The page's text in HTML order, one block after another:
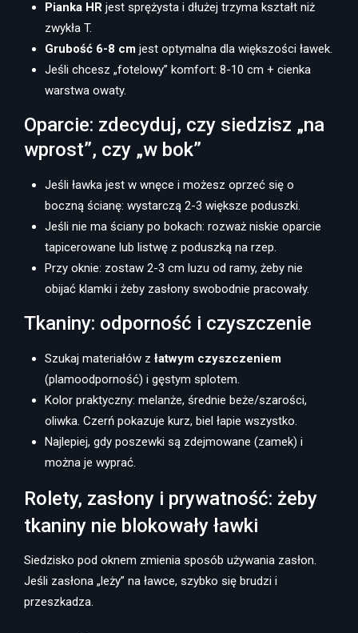
Pianka HR jest sprężysta i dłużej trzyma kształt niż
zwykła T.
Grubość 6-8 cm jest optymalna dla większości ławek.
Jeśli chcesz „fotelowy” komfort: 8-10 cm + cienka
warstwa owaty.
Oparcie: zdecyduj, czy siedzisz „na
wprost”, czy „w bok”
Jeśli ławka jest w wnęce i możesz oprzeć się o
boczną ścianę: wystarczą 2-3 większe poduszki.
Jeśli nie ma ściany po bokach: rozważ niskie oparcie
tapicerowane lub listwę z poduszką na rzep.
Przy oknie: zostaw 2-3 cm luzu od ramy, żeby nie
obijać klamki i żeby zasłony swobodnie pracowały.
Tkaniny: odporność i czyszczenie
Szukaj materiałów z łatwym czyszczeniem
(plamoodporność) i gęstym splotem.
Kolor praktyczny: melanże, średnie beże/szarości,
oliwka. Czerń pokazuje kurz, biel łapie wszystko.
Najlepiej, gdy poszewki są zdejmowane (zamek) i
można je wyprać.
Rolety, zasłony i prywatność: żeby
tkaniny nie blokowały ławki
Siedzisko pod oknem zmienia sposób używania zasłon.
Jeśli zasłona „leży” na ławce, szybko się brudzi i
przeszkadza.